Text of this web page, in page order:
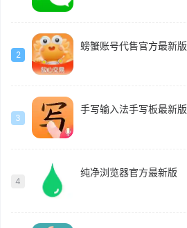
2
螃蟹账号代售官方最新版
3
手写输入法手写板最新版
4
纯净浏览器官方最新版